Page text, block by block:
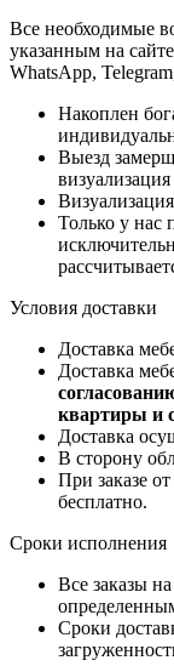
Все необходимые
указанным на
WhatsApp,
Накоплен
Выезд
Только у нас
Условия доставки
Доставка
Доставка
квартиры и
Доставка
В сторону
При заказе от
бесплатно.
Сроки исполнения
Все заказы
Сроки